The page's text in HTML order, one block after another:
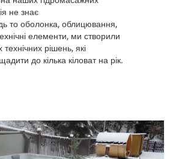
не знає
то оболонка, облицювання,
елементи, ми створили
рішень, які
до кілька кіловат на рік.